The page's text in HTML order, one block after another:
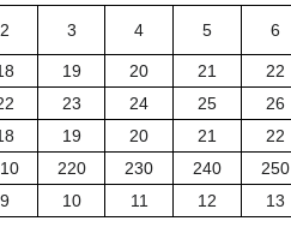
2 3 4 5 6
19 20 21 22
23 24 25 26
19 20 21 22
220 230 240 250
9 10 11 12 13